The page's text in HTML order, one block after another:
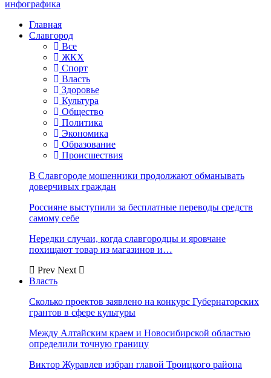
инфографика
Главная
Славгород
Все
ЖКХ
Спорт
Власть
Здоровье
Культура
Общество
Политика
Экономика
Образование
Происшествия
В Славгороде мошенники продолжают обманывать
доверчивых граждан
Россияне выступили за бесплатные переводы средств
самому себе
Нередки случаи, когда славгородцы и яровчане
похищают товар из магазинов и…
Prev Next
Власть
Сколько проектов заявлено на конкурс Губернаторских
грантов в сфере культуры
Между Алтайским краем и Новосибирской областью
определили точную границу
Виктор Журавлев избран главой Троицкого района